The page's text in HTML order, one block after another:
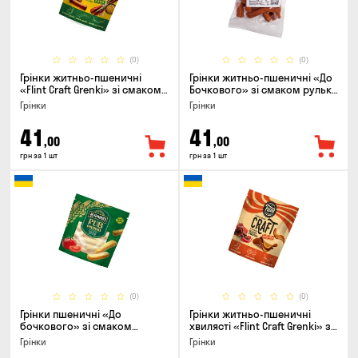
(0)
Грінки житньо-пшеничні
«Flint Craft Grenki» зі смаком
кабаносів та гірчиці, 80г
Грінки
41 ,00
грн за 1 шт
(0)
Грінки житньо-пшеничні «До
Бочкового» зі смаком рулька
з печі, 100г
Грінки
41 ,00
грн за 1 шт
(0)
Грінки пшеничні «До
бочкового» зі смаком
томати по-домашньому, 120г
Грінки
(0)
Грінки житньо-пшеничні
хвилясті «Flint Craft Grenki» зі
смаком гострих джерки, 80г
Грінки